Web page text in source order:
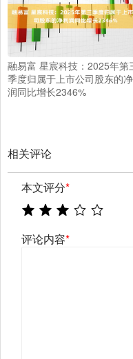
融易富 星宸科技：2025年第
季度归属于上市公司股东的
润同比增长2346%
相关评论
本文评分*
评论内容*